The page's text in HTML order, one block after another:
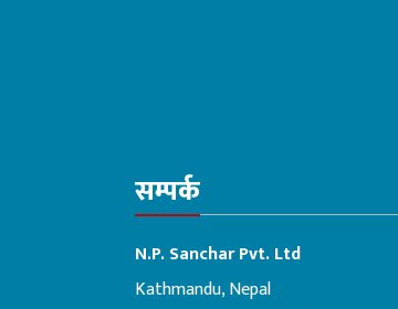
सम्पर्क
N.P. Sanchar Pvt. Ltd
Kathmandu, Nepal